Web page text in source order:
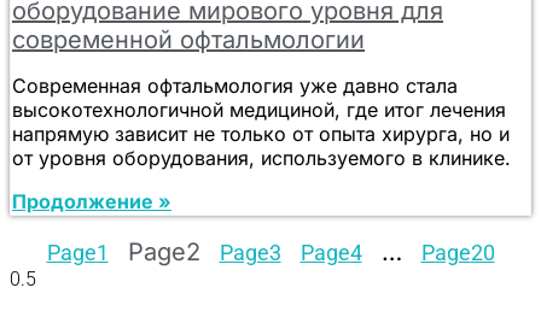
оборудование мирового уровня для
современной офтальмологии
Современная офтальмология уже давно стала
высокотехнологичной медициной, где итог лечения
напрямую зависит не только от опыта хирурга, но и
от уровня оборудования, используемого в клинике.
Продолжение »
Page1 Page2 Page3 Page4 … Page20